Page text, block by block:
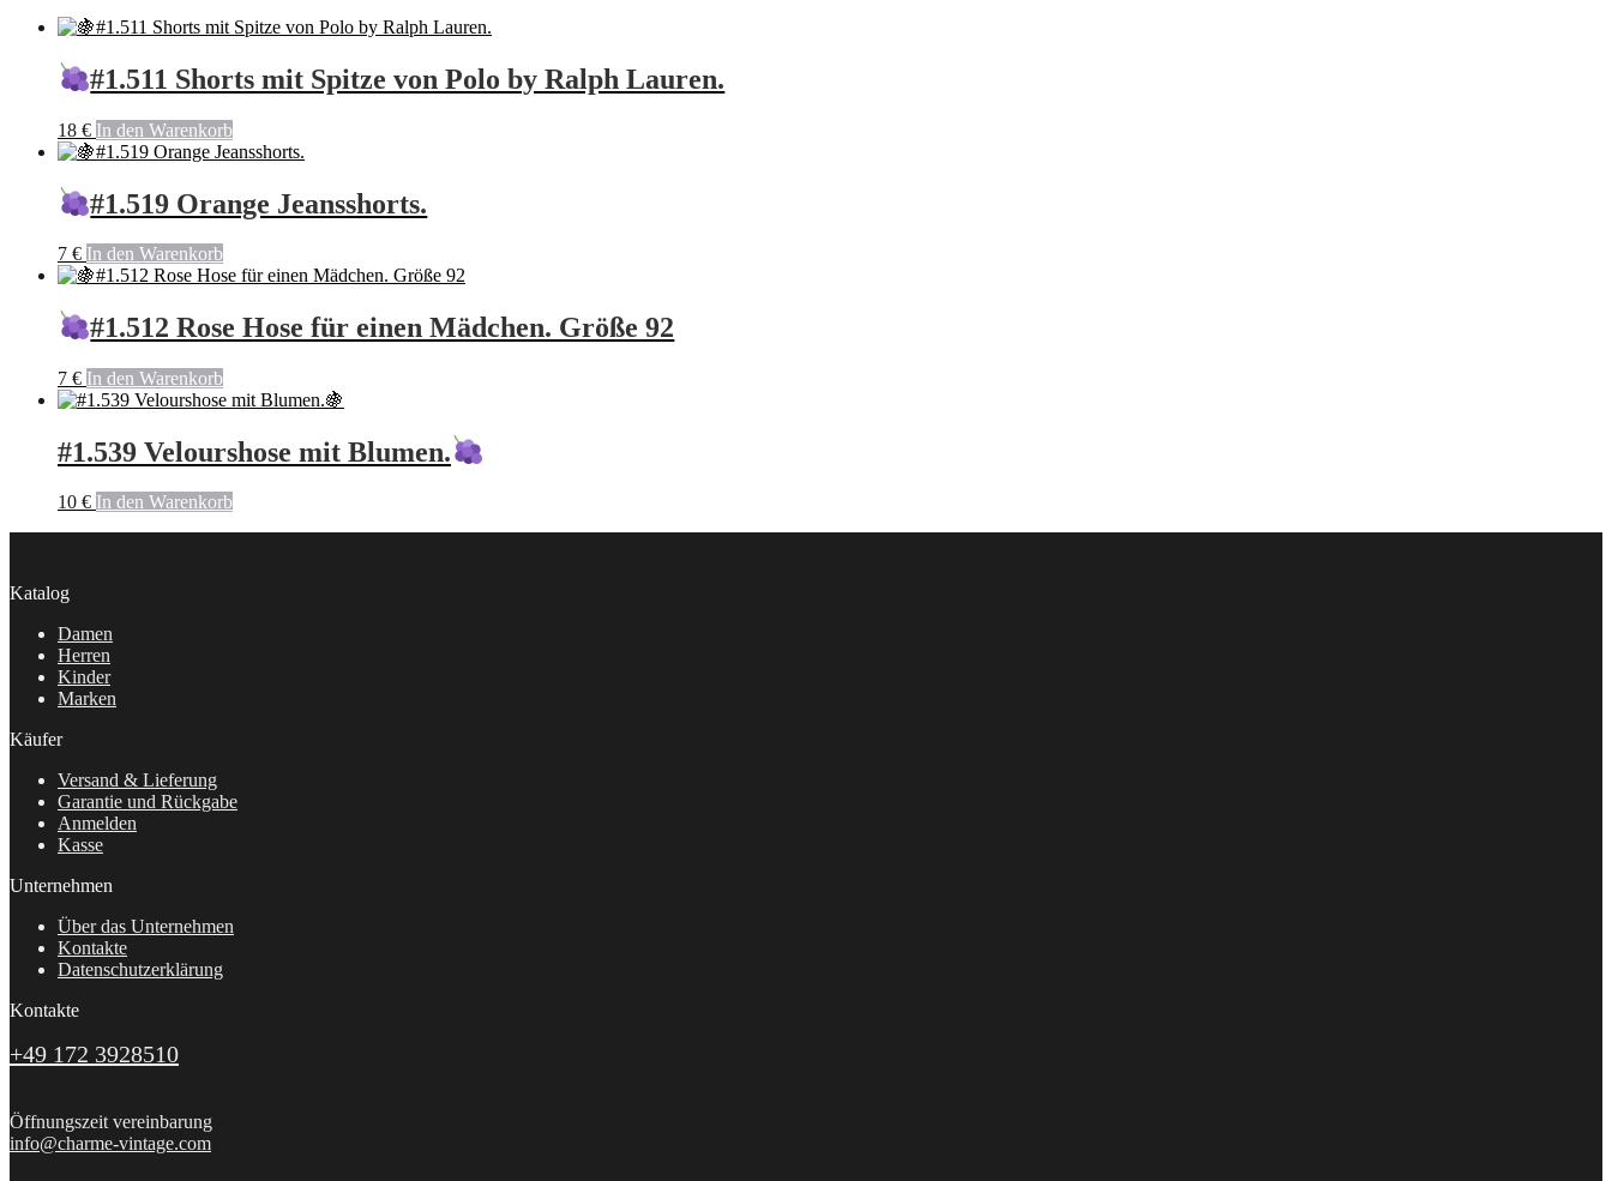
#1.511 Shorts mit Spitze von Polo by Ralph Lauren.
18 € In den Warenkorb
#1.519 Orange Jeansshorts.
7 € In den Warenkorb
#1.512 Rose Hose für einen Mädchen. Größe 92
7 € In den Warenkorb
#1.539 Velourshose mit Blumen.
10 € In den Warenkorb
Katalog
Damen
Herren
Kinder
Marken
Käufer
Versand & Lieferung
Garantie und Rückgabe
Anmelden
Kasse
Unternehmen
Über das Unternehmen
Kontakte
Datenschutzerklärung
Kontakte
+49 172 3928510
Öffnungszeit vereinbarung
info@charme-vintage.com